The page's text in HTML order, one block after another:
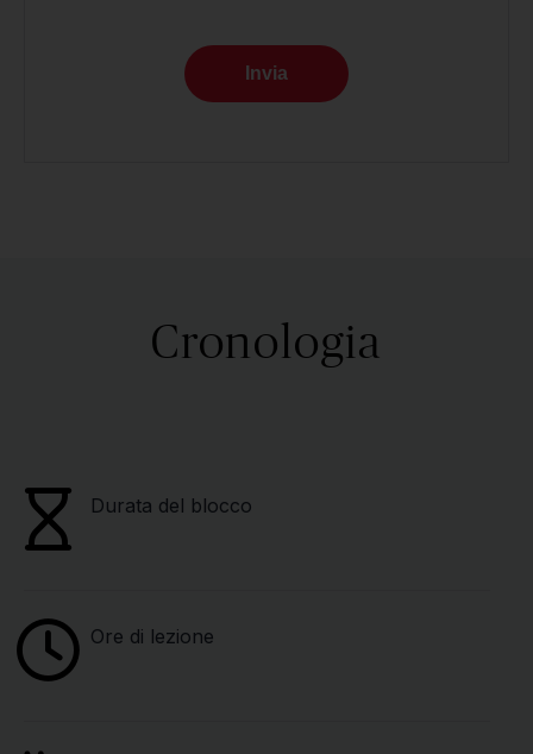
Invia
Cronologia
Durata del blocco
Ore di lezione